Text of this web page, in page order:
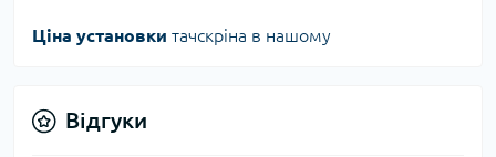
Ціна установки тачскріна в нашому
Відгуки